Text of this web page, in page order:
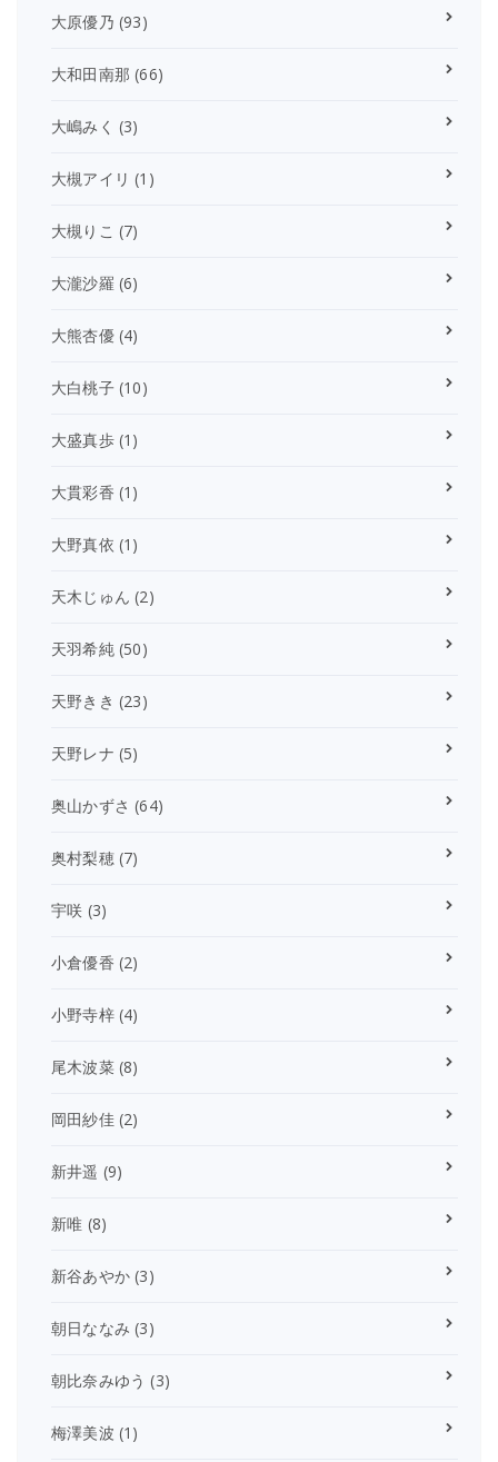
大原優乃 (93)
大和田南那 (66)
大嶋みく (3)
大槻アイリ (1)
大槻りこ (7)
大瀧沙羅 (6)
大熊杏優(4)
大白桃子(10)
大盛真歩(1)
大貫彩香 (1)
大野真依 (1)
天木じゅん (2)
天羽希純(50)
天野きき (23)
天野レナ (5)
奥山かずさ (64)
奥村梨穂(7)
宇咲 (3)
小倉優香 (2)
小野寺梓(4)
尾木波菜(8)
岡田紗佳(2)
新井遥 (9)
新唯 (8)
新谷あやか (3)
朝日ななみ (3)
朝比奈みゆう (3)
梅澤美波 (1)